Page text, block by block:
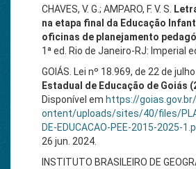
CHAVES, V. G.; AMPARO, F. V. S.
na etapa final da Educação
oficinas de planejamento
1ª ed. Rio de Janeiro-RJ: Imperial
GOIÁS. Lei nº 18.969, de 22 de
Estadual de Educação de Goiás
Disponível em https://
ontent/uploads/sites/40/files/
DE-EDUCACAO-PEE-2015-2025-
26 jun. 2024.
INSTITUTO BRASILEIRO DE